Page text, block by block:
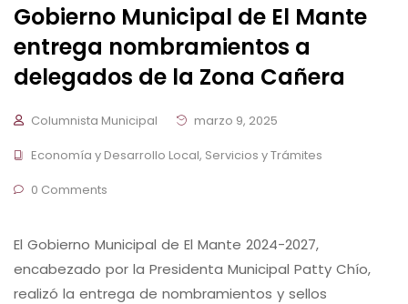
Gobierno Municipal de El Mante
entrega nombramientos a
delegados de la Zona Cañera
Columnista Municipal
marzo 9, 2025
Economía y Desarrollo Local, Servicios y Trámites
0 Comments
El Gobierno Municipal de El Mante 2024-2027,
encabezado por la Presidenta Municipal Patty Chío,
realizó la entrega de nombramientos y sellos